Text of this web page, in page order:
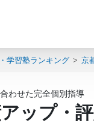
学習塾ランキング 京
わせた完全個別指導
ップ・